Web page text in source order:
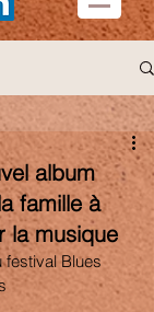
album
famille à
la musique
festival Blues